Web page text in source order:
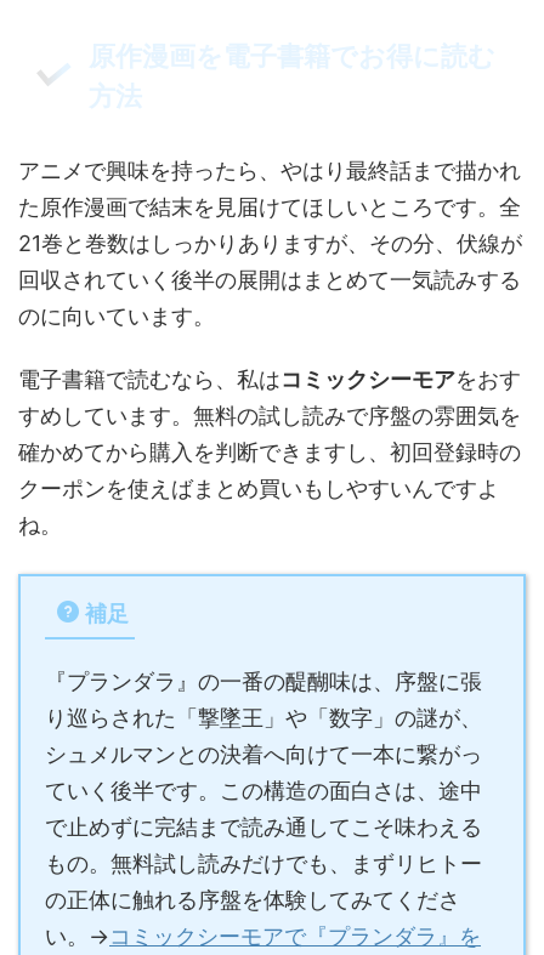
原作漫画を電子書籍でお得に読む
方法
アニメで興味を持ったら、やはり最終話まで描かれ
た原作漫画で結末を見届けてほしいところです。全
21巻と巻数はしっかりありますが、その分、伏線が
回収されていく後半の展開はまとめて一気読みする
のに向いています。
電子書籍で読むなら、私はコミックシーモアをおす
すめしています。無料の試し読みで序盤の雰囲気を
確かめてから購入を判断できますし、初回登録時の
クーポンを使えばまとめ買いもしやすいんですよ
ね。
補足
『プランダラ』の一番の醍醐味は、序盤に張
り巡らされた「撃墜王」や「数字」の謎が、
シュメルマンとの決着へ向けて一本に繋がっ
ていく後半です。この構造の面白さは、途中
で止めずに完結まで読み通してこそ味わえる
もの。無料試し読みだけでも、まずリヒトー
の正体に触れる序盤を体験してみてくださ
い。→コミックシーモアで『プランダラ』を